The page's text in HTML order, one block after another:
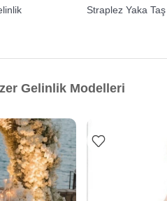
Straplez Yaka
Gelinlik Modelleri